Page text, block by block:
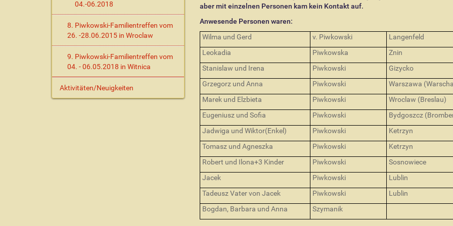
aber mit einzelnen Personen kam kein Kontakt auf.
Anwesende Personen waren:
Wilma und Gerd
v. Piwkowski
Langenfeld
Leokadia
Piwkowska
Znin
Stanislaw und Irena
Piwkowski
Gizycko
Grzegorz und Anna
Piwkowski
Warszawa
Marek und Elzbieta
Piwkowski
Wroclaw (Breslau)
Eugeniusz und Sofia
Piwkowski
Bydgoszcz
Jadwiga und Wiktor(Enkel)
Piwkowski
Ketrzyn
Tomasz und Agneszka
Piwkowski
Ketrzyn
Robert und Ilona+3 Kinder
Piwkowski
Sosnowiece
Jacek
Piwkowski
Lublin
Tadeusz Vater von Jacek
Piwkowski
Lublin
Bogdan, Barbara und Anna
Szymanik
04.-06.2018
8. Piwkowski-Familientreffen vom
26. -28.06.2015 in Wroclaw
9. Piwkowski-Familientreffen vom
04. - 06.05.2018 in Witnica
Aktivitäten/Neuigkeiten